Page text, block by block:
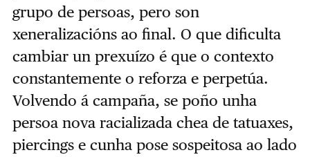
grupo de persoas, pero son
xeneralizacións ao final. O que dificulta
cambiar un prexuízo é que o contexto
constantemente o reforza e perpetúa.
Volvendo á campaña, se poño unha
persoa nova racializada chea de tatuaxes,
piercings e cunha pose sospeitosa ao lado